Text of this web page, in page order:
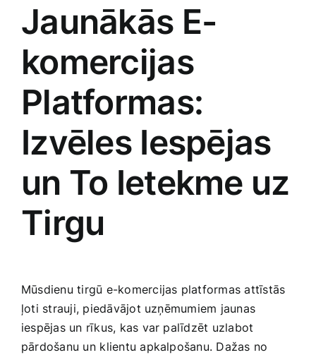
Jaunākās E-
komercijas
Platformas:
Izvēles Iespējas
un To Ietekme uz
Tirgu
Mūsdienu tirgū e-komercijas platformas attīstās
ļoti strauji, piedāvājot uzņēmumiem jaunas
iespējas un rīkus, kas var palīdzēt uzlabot
pārdošanu un⁣ klientu‌ apkalpošanu. Dažas no